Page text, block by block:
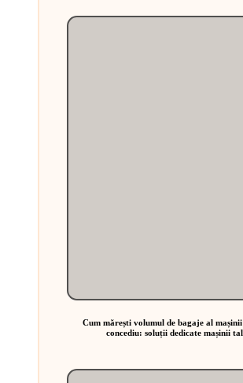
Cum mărești volumul de bagaje al
concediu: soluții dedicate mașinii